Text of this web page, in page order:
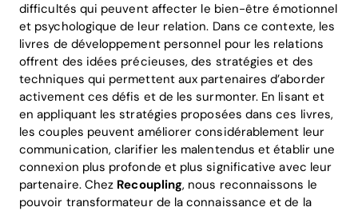
difficultés qui peuvent affecter le bien-être émotionnel
et psychologique de leur relation. Dans ce contexte, les
livres de développement personnel pour les relations
offrent des idées précieuses, des stratégies et des
techniques qui permettent aux partenaires d’aborder
activement ces défis et de les surmonter. En lisant et
en appliquant les stratégies proposées dans ces livres,
les couples peuvent améliorer considérablement leur
communication, clarifier les malentendus et établir une
connexion plus profonde et plus significative avec leur
partenaire. Chez Recoupling, nous reconnaissons le
pouvoir transformateur de la connaissance et de la